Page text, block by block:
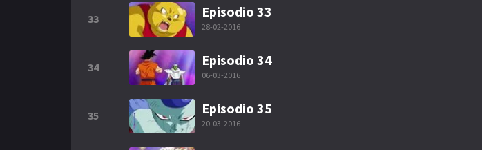
33 Episodio 33
28-02-2016
34 Episodio 34
06-03-2016
35 Episodio 35
20-03-2016